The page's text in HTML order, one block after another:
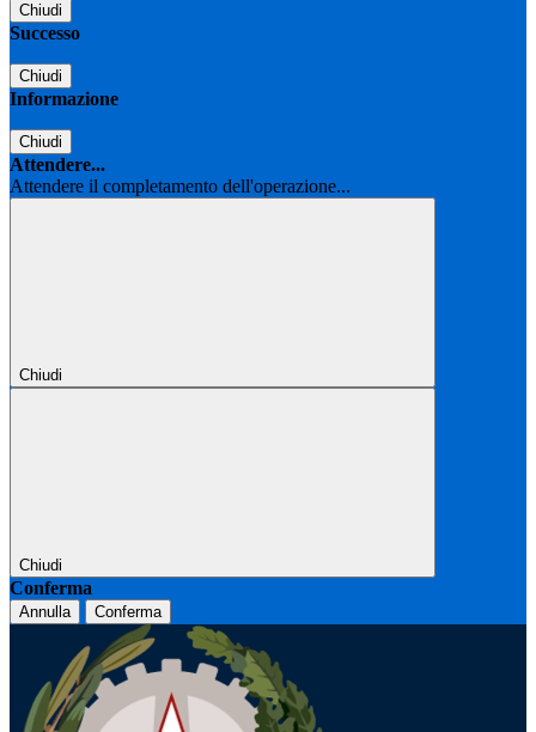
Chiudi
Successo
Chiudi
Informazione
Chiudi
Attendere...
Attendere il completamento dell'operazione...
Chiudi
Chiudi
Conferma
Annulla Conferma